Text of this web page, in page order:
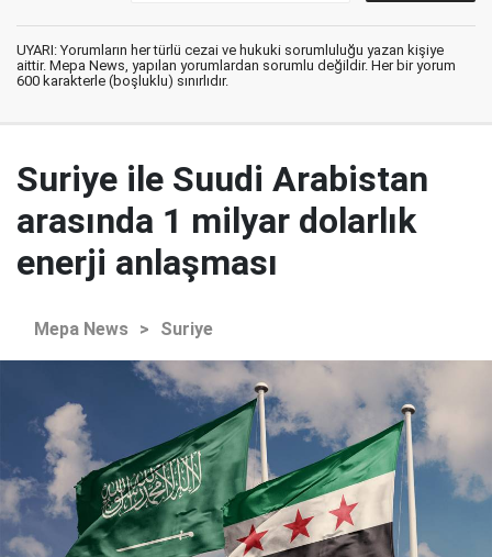
UYARI: Yorumların her türlü cezai ve hukuki sorumluluğu yazan kişiye
aittir. Mepa News, yapılan yorumlardan sorumlu değildir. Her bir yorum
600 karakterle (boşluklu) sınırlıdır.
Suriye ile Suudi Arabistan
arasında 1 milyar dolarlık
enerji anlaşması
Mepa News > Suriye